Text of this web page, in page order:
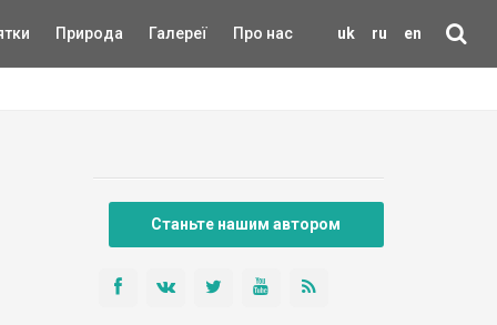
uk ru en
Природа Галереї Про нас
Станьте нашим автором